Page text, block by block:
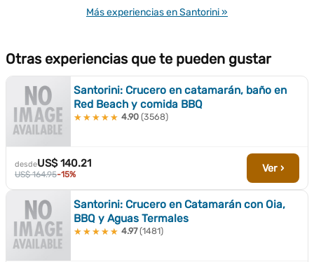
Más experiencias en Santorini »
Otras experiencias que te pueden gustar
Santorini: Crucero en catamarán, baño en
Red Beach y comida BBQ
★★★★★
★★★★★ 4.90 (3568)
desdeUS$ 140.21
US$ 164.95-15% Ver ›
Santorini: Crucero en Catamarán con Oia,
BBQ y Aguas Termales
★★★★★
★★★★★ 4.97(1481)